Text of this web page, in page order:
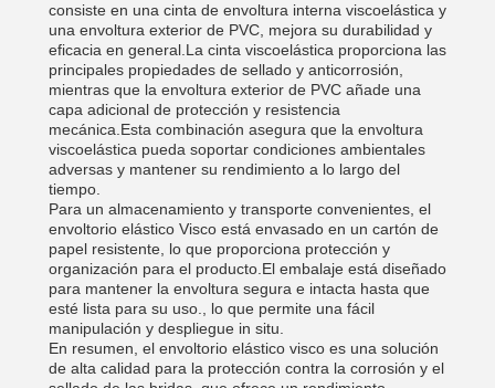
consiste en una cinta de envoltura interna viscoelástica y
una envoltura exterior de PVC, mejora su durabilidad y
eficacia en general.La cinta viscoelástica proporciona las
principales propiedades de sellado y anticorrosión,
mientras que la envoltura exterior de PVC añade una
capa adicional de protección y resistencia
mecánica.Esta combinación asegura que la envoltura
viscoelástica pueda soportar condiciones ambientales
adversas y mantener su rendimiento a lo largo del
tiempo.
Para un almacenamiento y transporte convenientes, el
envoltorio elástico Visco está envasado en un cartón de
papel resistente, lo que proporciona protección y
organización para el producto.El embalaje está diseñado
para mantener la envoltura segura e intacta hasta que
esté lista para su uso., lo que permite una fácil
manipulación y despliegue in situ.
En resumen, el envoltorio elástico visco es una solución
de alta calidad para la protección contra la corrosión y el